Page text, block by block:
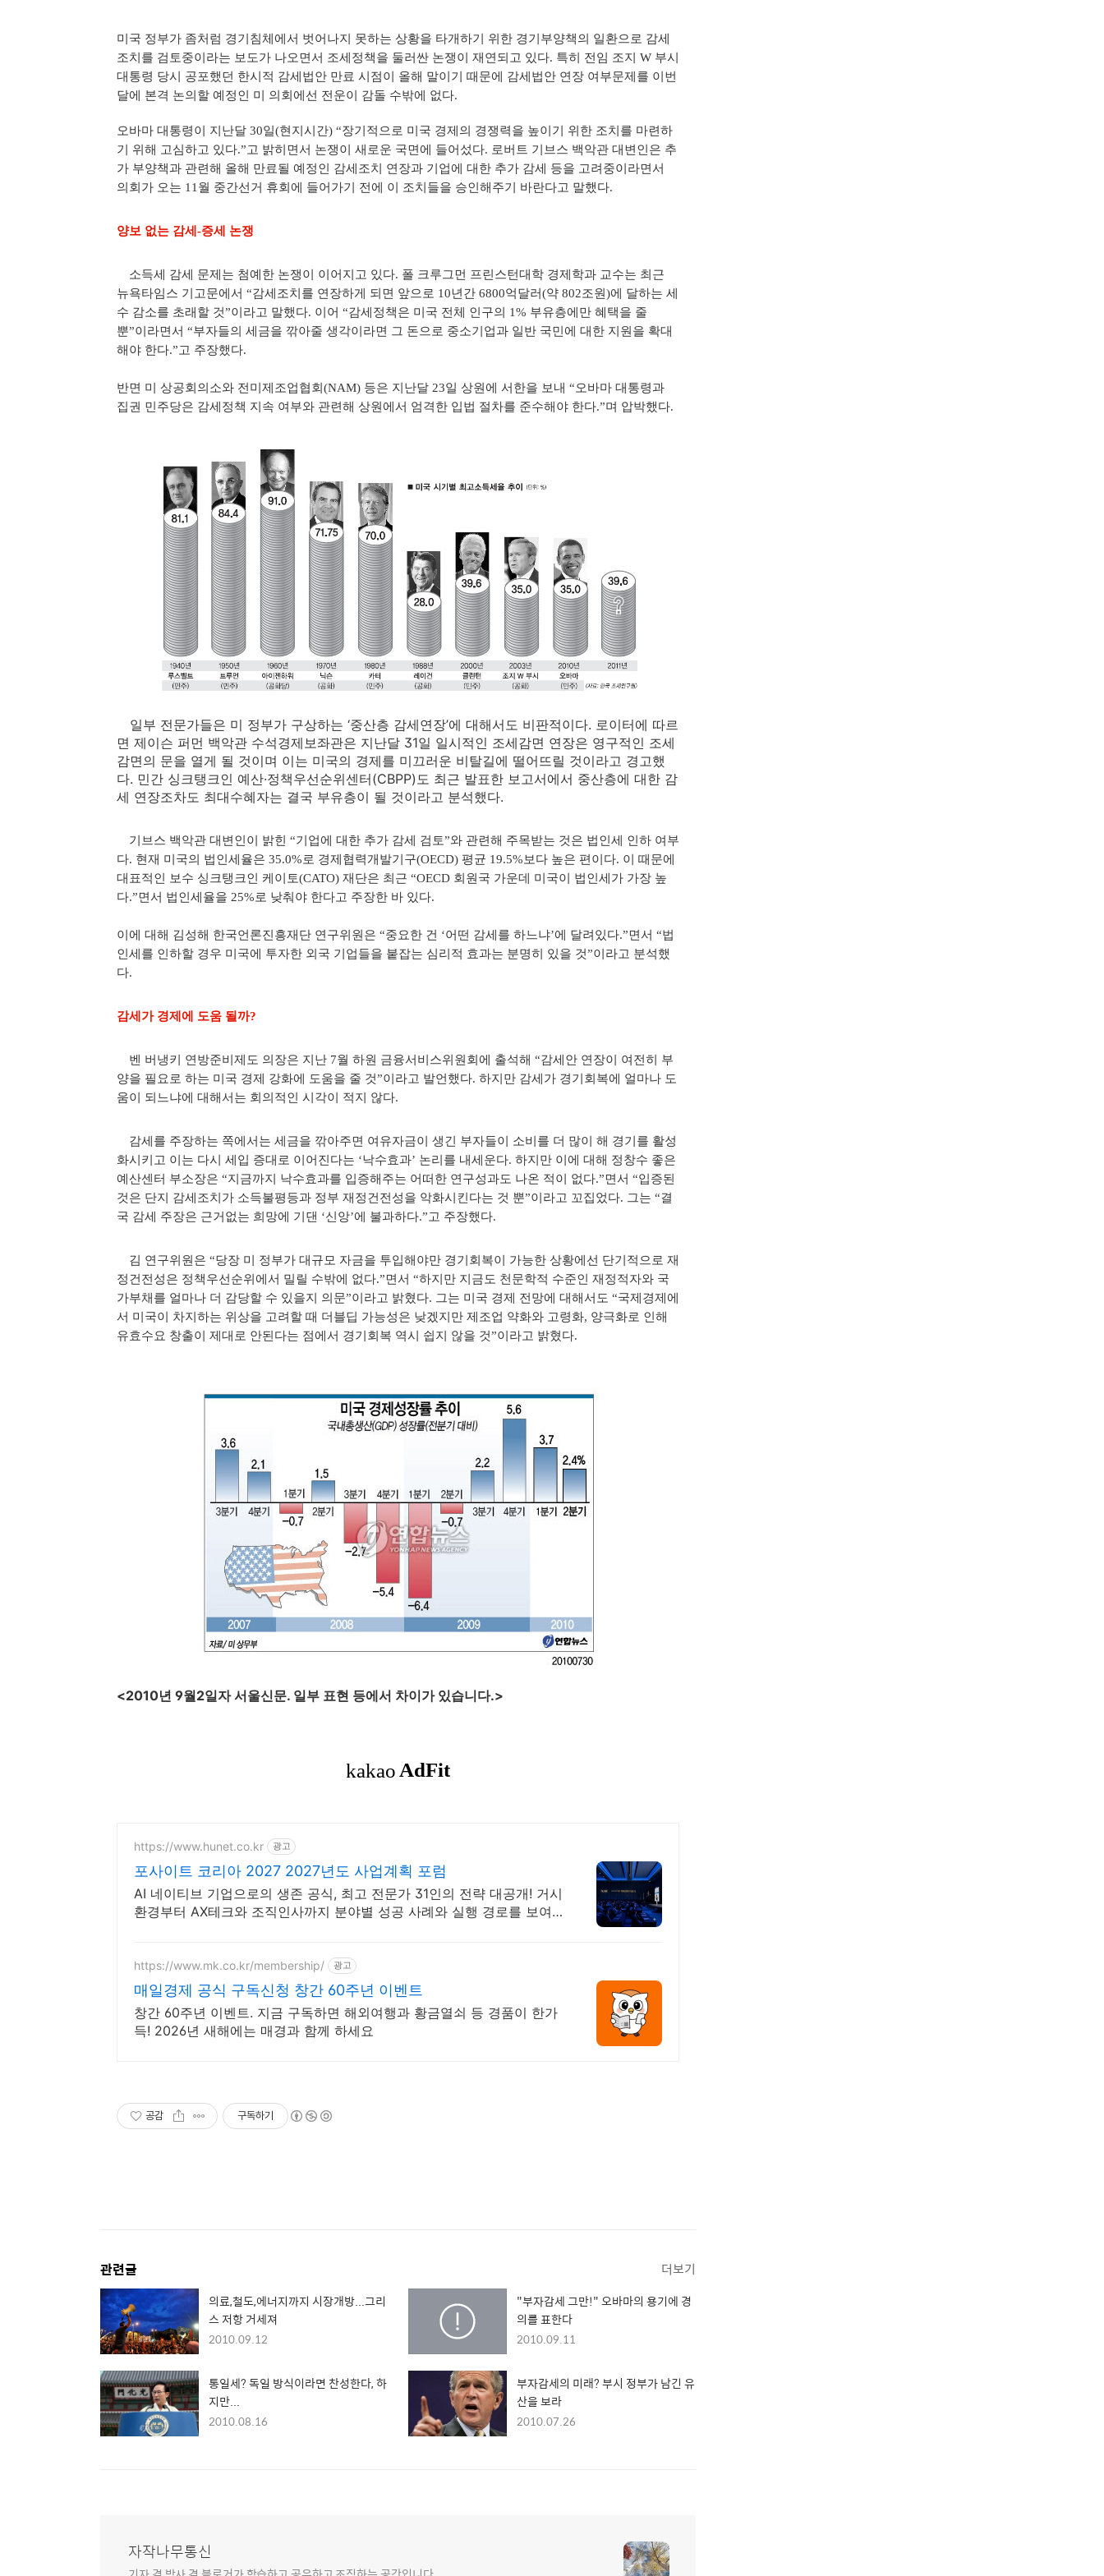
미국 정부가 좀처럼 경기침체에서 벗어나지 못하는 상황을 타개하기 위한 경기부양책의 일환으로 감세
조치를 검토중이라는 보도가 나오면서 조세정책을 둘러싼 논쟁이 재연되고 있다. 특히 전임 조지 W 부시
대통령 당시 공포했던 한시적 감세법안 만료 시점이 올해 말이기 때문에 감세법안 연장 여부문제를 이번
달에 본격 논의할 예정인 미 의회에선 전운이 감돌 수밖에 없다.
오바마 대통령이 지난달 30일(현지시간) “장기적으로 미국 경제의 경쟁력을 높이기 위한 조치를 마련하
기 위해 고심하고 있다.”고 밝히면서 논쟁이 새로운 국면에 들어섰다. 로버트 기브스 백악관 대변인은 추
가 부양책과 관련해 올해 만료될 예정인 감세조치 연장과 기업에 대한 추가 감세 등을 고려중이라면서
의회가 오는 11월 중간선거 휴회에 들어가기 전에 이 조치들을 승인해주기 바란다고 말했다.
양보 없는 감세-증세 논쟁
소득세 감세 문제는 첨예한 논쟁이 이어지고 있다. 폴 크루그먼 프린스턴대학 경제학과 교수는 최근
뉴욕타임스 기고문에서 “감세조치를 연장하게 되면 앞으로 10년간 6800억달러(약 802조원)에 달하는 세
수 감소를 초래할 것”이라고 말했다. 이어 “감세정책은 미국 전체 인구의 1% 부유층에만 혜택을 줄
뿐”이라면서 “부자들의 세금을 깎아줄 생각이라면 그 돈으로 중소기업과 일반 국민에 대한 지원을 확대
해야 한다.”고 주장했다.
반면 미 상공회의소와 전미제조업협회(NAM) 등은 지난달 23일 상원에 서한을 보내 “오바마 대통령과
집권 민주당은 감세정책 지속 여부와 관련해 상원에서 엄격한 입법 절차를 준수해야 한다.”며 압박했다.
일부 전문가들은 미 정부가 구상하는 ‘중산층 감세연장’에 대해서도 비판적이다. 로이터에 따르
면 제이슨 퍼먼 백악관 수석경제보좌관은 지난달 31일 일시적인 조세감면 연장은 영구적인 조세
감면의 문을 열게 될 것이며 이는 미국의 경제를 미끄러운 비탈길에 떨어뜨릴 것이라고 경고했
다. 민간 싱크탱크인 예산·정책우선순위센터(CBPP)도 최근 발표한 보고서에서 중산층에 대한 감
세 연장조차도 최대수혜자는 결국 부유층이 될 것이라고 분석했다.
기브스 백악관 대변인이 밝힌 “기업에 대한 추가 감세 검토”와 관련해 주목받는 것은 법인세 인하 여부
다. 현재 미국의 법인세율은 35.0%로 경제협력개발기구(OECD) 평균 19.5%보다 높은 편이다. 이 때문에
대표적인 보수 싱크탱크인 케이토(CATO) 재단은 최근 “OECD 회원국 가운데 미국이 법인세가 가장 높
다.”면서 법인세율을 25%로 낮춰야 한다고 주장한 바 있다.
이에 대해 김성해 한국언론진흥재단 연구위원은 “중요한 건 ‘어떤 감세를 하느냐’에 달려있다.”면서 “법
인세를 인하할 경우 미국에 투자한 외국 기업들을 붙잡는 심리적 효과는 분명히 있을 것”이라고 분석했
다.
감세가 경제에 도움 될까?
벤 버냉키 연방준비제도 의장은 지난 7월 하원 금융서비스위원회에 출석해 “감세안 연장이 여전히 부
양을 필요로 하는 미국 경제 강화에 도움을 줄 것”이라고 발언했다. 하지만 감세가 경기회복에 얼마나 도
움이 되느냐에 대해서는 회의적인 시각이 적지 않다.
감세를 주장하는 쪽에서는 세금을 깎아주면 여유자금이 생긴 부자들이 소비를 더 많이 해 경기를 활성
화시키고 이는 다시 세입 증대로 이어진다는 ‘낙수효과’ 논리를 내세운다. 하지만 이에 대해 정창수 좋은
예산센터 부소장은 “지금까지 낙수효과를 입증해주는 어떠한 연구성과도 나온 적이 없다.”면서 “입증된
것은 단지 감세조치가 소득불평등과 정부 재정건전성을 악화시킨다는 것 뿐”이라고 꼬집었다. 그는 “결
국 감세 주장은 근거없는 희망에 기댄 ‘신앙’에 불과하다.”고 주장했다.
김 연구위원은 “당장 미 정부가 대규모 자금을 투입해야만 경기회복이 가능한 상황에선 단기적으로 재
정건전성은 정책우선순위에서 밀릴 수밖에 없다.”면서 “하지만 지금도 천문학적 수준인 재정적자와 국
가부채를 얼마나 더 감당할 수 있을지 의문”이라고 밝혔다. 그는 미국 경제 전망에 대해서도 “국제경제에
서 미국이 차지하는 위상을 고려할 때 더블딥 가능성은 낮겠지만 제조업 약화와 고령화, 양극화로 인해
유효수요 창출이 제대로 안된다는 점에서 경기회복 역시 쉽지 않을 것”이라고 밝혔다.
<2010년 9월2일자 서울신문. 일부 표현 등에서 차이가 있습니다.>
https://www.hunet.co.kr 광고
포사이트 코리아 2027 2027년도 사업계획 포럼
AI 네이티브 기업으로의 생존 공식, 최고 전문가 31인의 전략 대공개! 거시
환경부터 AX테크와 조직인사까지 분야별 성공 사례와 실행 경로를 보여
https://www.mk.co.kr/membership/ 광고
매일경제 공식 구독신청 창간 60주년 이벤트
창간 60주년 이벤트. 지금 구독하면 해외여행과 황금열쇠 등 경품이 한가
득! 2026년 새해에는 매경과 함께 하세요
공감 구독하기
관련글 더보기
의료,철도,에너지까지 시장개방...그리
스 저항 거세져
2010.09.12
"부자감세 그만!" 오바마의 용기에 경
의를 표한다
2010.09.11
통일세? 독일 방식이라면 찬성한다, 하
지만...
2010.08.16
부자감세의 미래? 부시 정부가 남긴 유
산을 보라
2010.07.26
자작나무통신